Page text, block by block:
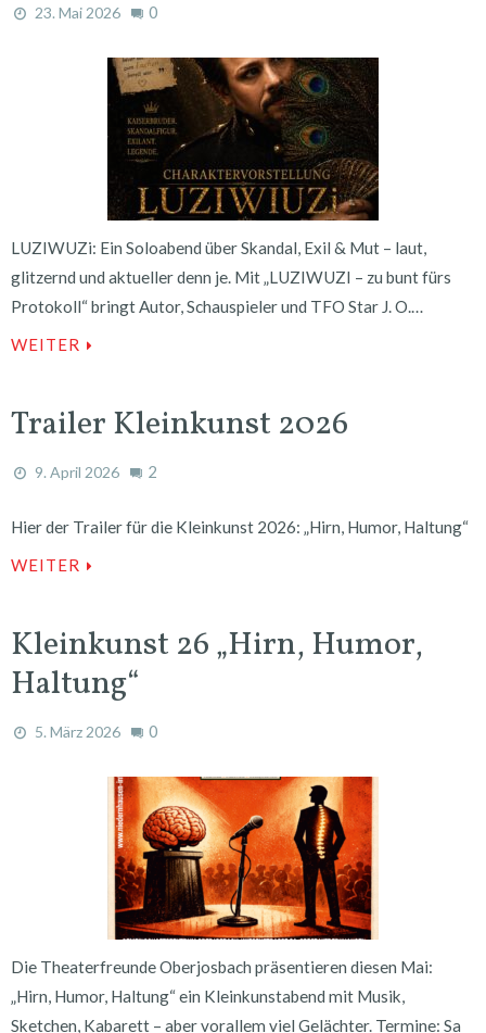
23. Mai 2026 0
LUZIWUZi: Ein Soloabend über Skandal, Exil & Mut – laut,
glitzernd und aktueller denn je. Mit „LUZIWUZI – zu bunt fürs
Protokoll“ bringt Autor, Schauspieler und TFO Star J. O.…
WEITER
Trailer Kleinkunst 2026
9. April 2026 2
Hier der Trailer für die Kleinkunst 2026: „Hirn, Humor, Haltung“
WEITER
Kleinkunst 26 „Hirn, Humor,
Haltung“
5. März 2026 0
Die Theaterfreunde Oberjosbach präsentieren diesen Mai:
„Hirn, Humor, Haltung“ ein Kleinkunstabend mit Musik,
Sketchen, Kabarett – aber vorallem viel Gelächter. Termine: Sa